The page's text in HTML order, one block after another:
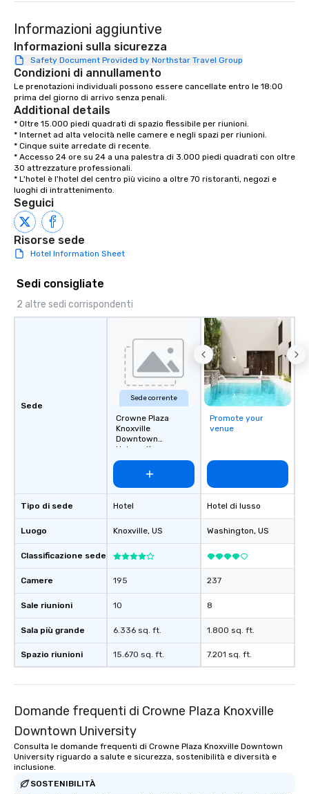
Informazioni aggiuntive
Informazioni sulla sicurezza
Safety Document Provided by Northstar Travel Group
Condizioni di annullamento
Le prenotazioni individuali possono essere cancellate entro le 18:00
prima del giorno di arrivo senza penali.
Additional details
* Oltre 15.000 piedi quadrati di spazio flessibile per riunioni.
* Internet ad alta velocità nelle camere e negli spazi per riunioni.
* Cinque suite arredate di recente.
* Accesso 24 ore su 24 a una palestra di 3.000 piedi quadrati con oltre
30 attrezzature professionali.
* L'hotel è l'hotel del centro più vicino a oltre 70 ristoranti, negozi e
luoghi di intrattenimento.
Seguici
Risorse sede
Hotel Information Sheet
Sedi consigliate
2 altre sedi corrispondenti
Sede
Tipo di sede
Luogo
Classificazione sede
Camere
Sale riunioni
Sala più grande
Spazio riunioni
Sede corrente
Crowne Plaza
Knoxville
Downtown
University
Hotel
Knoxville, US
195
10
6.336 sq. ft.
15.670 sq. ft.
Promote your
venue
Hotel di lusso
Washington, US
237
8
1.800 sq. ft.
7.201 sq. ft.
Domande frequenti di Crowne Plaza Knoxville
Downtown University
Consulta le domande frequenti di Crowne Plaza Knoxville Downtown
University riguardo a salute e sicurezza, sostenibilità e diversità e
inclusione.
SOSTENIBILITÀ